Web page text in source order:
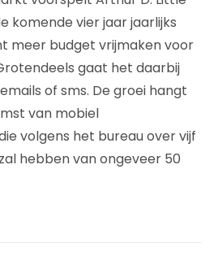
komende vier jaar jaarlijks
meer budget vrijmaken voor
gaat het daarbij
of sms. De groei hangt
van mobiel
volgens het bureau over vijf
hebben van ongeveer 50